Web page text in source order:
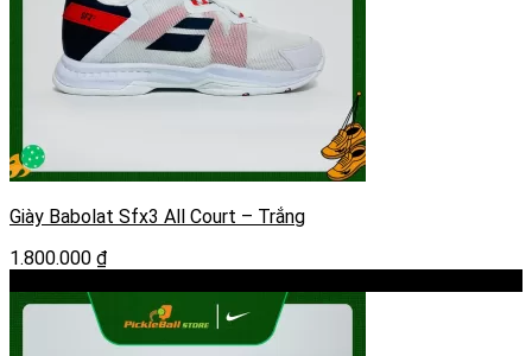
Giày Babolat Sfx3 All Court – Trắng
1.800.000 ₫